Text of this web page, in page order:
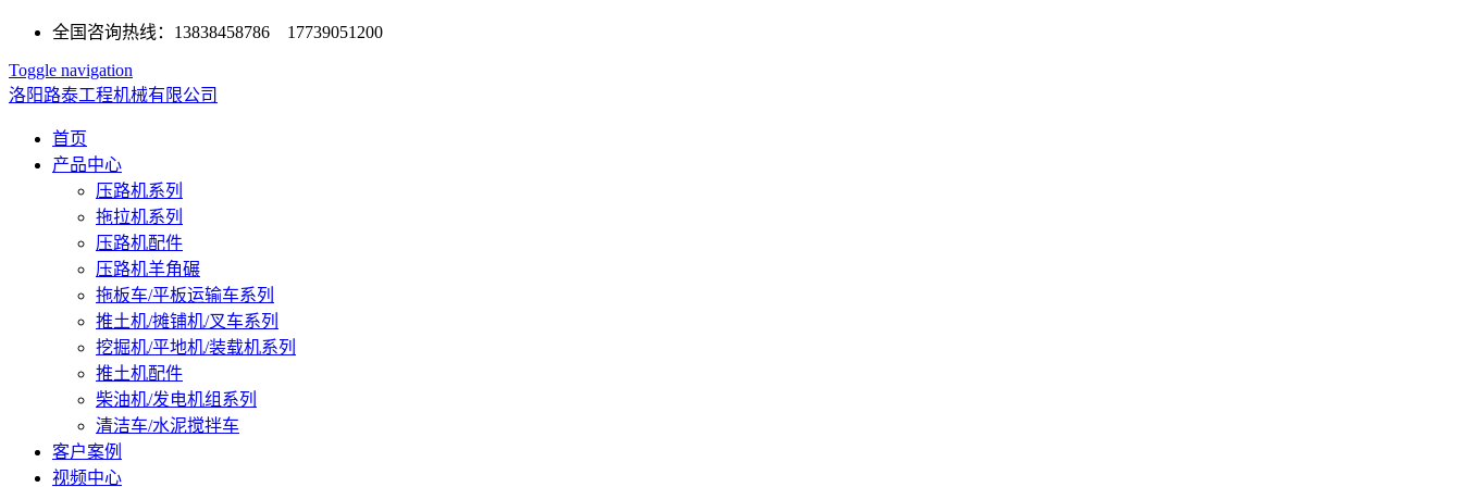
全国咨询热线：13838458786 17739051200
Toggle navigation
洛阳路泰工程机械有限公司
首页
产品中心
压路机系列
拖拉机系列
压路机配件
压路机羊角碾
拖板车/平板运输车系列
推土机/摊铺机/叉车系列
挖掘机/平地机/装载机系列
推土机配件
柴油机/发电机组系列
清洁车/水泥搅拌车
客户案例
视频中心